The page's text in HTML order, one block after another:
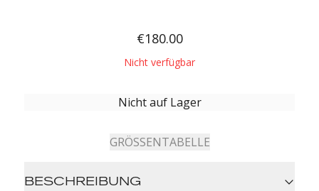
€180.00
Nicht verfügbar
Nicht auf Lager
GRÖSSENTABELLE
BESCHREIBUNG